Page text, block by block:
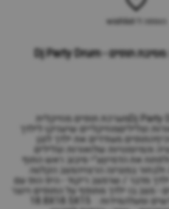
הוספה ל-wishlist
מסיבת תופים - Dj Party Drum
מסיבת תופים דגם Dj Party Drumמערכת תופים מוזיקלית
וצליליםמוזיקליים שיעניקו לילדך
מעודדים את ילדך לנגן
והמיומנויות שלואורות וצלילים
את הדמיוןע"י סיבוב ראש התוף
ולבחור במנגינה הרצויהמצב הקלטה
מדבר / שרמצב ריקוד - היפ הופ עם
- מצב בו ילדך מתופף על התופים ויוצר
מנגינה משלוגיל :18 חודשים ומעלהמידות : 18.8X18.5X15